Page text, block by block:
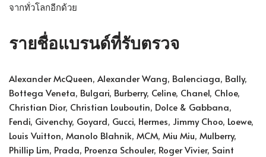
จากทั่วโลกอีกด้วย
รายชื่อแบรนด์ที่รับตรวจ
Alexander McQueen, Alexander Wang, Balenciaga, Bally,
Bottega Veneta, Bulgari, Burberry, Celine, Chanel, Chloe,
Christian Dior, Christian Louboutin, Dolce & Gabbana,
Fendi, Givenchy, Goyard, Gucci, Hermes, Jimmy Choo, Loewe,
Louis Vuitton, Manolo Blahnik, MCM, Miu Miu, Mulberry,
Phillip Lim, Prada, Proenza Schouler, Roger Vivier, Saint